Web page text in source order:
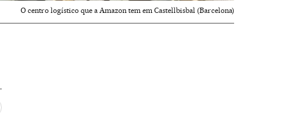
O centro logístico que a Amazon tem em Castellbisbal (Barcelona)